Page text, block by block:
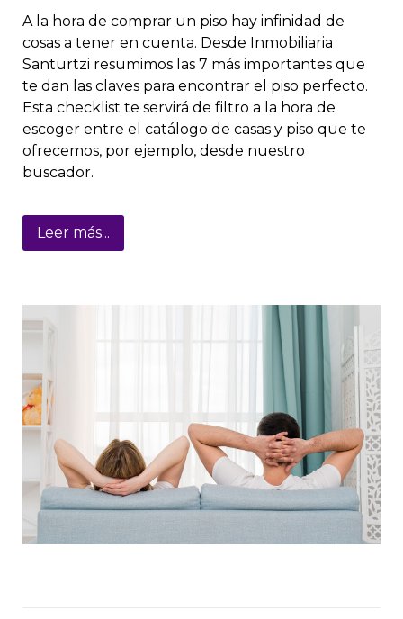
A la hora de comprar un piso hay infinidad de
cosas a tener en cuenta. Desde Inmobiliaria
Santurtzi resumimos las 7 más importantes que
te dan las claves para encontrar el piso perfecto.
Esta checklist te servirá de filtro a la hora de
escoger entre el catálogo de casas y piso que te
ofrecemos, por ejemplo, desde nuestro
buscador.
Leer más...